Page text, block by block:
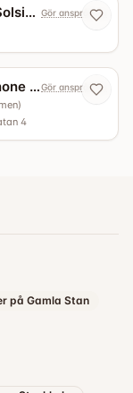
Bistro Solsidan Gör anspråk nu
4.9
Capannone Bottega - VinbarGör anspråk nu
)
4
på Gamla Stan